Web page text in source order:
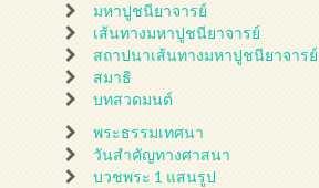
มหาปูชนียาจารย์
เส้นทางมหาปูชนียาจารย์
สถาปนาเส้นทางมหาปูชนียาจารย์
สมาธิ
บทสวดมนต์
พระธรรมเทศนา
วันสำคัญทางศาสนา
บวชพระ 1 แสนรูป